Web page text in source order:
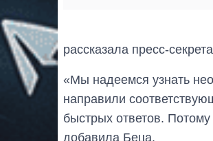
рассказала пресс-
«Мы надеемся узнать
направили
быстрых ответов.
добавила Беца.